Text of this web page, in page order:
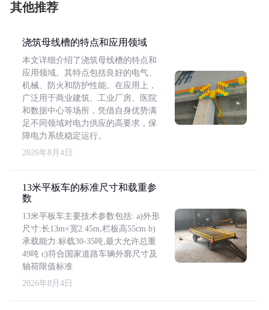
其他推荐
浇筑母线槽的特点和应用领域
本文详细介绍了浇筑母线槽的特点和
应用领域。其特点包括良好的电气、
机械、防火和防护性能。在应用上，
广泛用于商业建筑、工业厂房、医院
和数据中心等场所，凭借自身优势满
足不同领域对电力供应的高要求，保
障电力系统稳定运行。
2026年8月4日
13米平板车的标准尺寸和载重参
数
13米平板车主要技术参数包括: a)外形
尺寸:长13m×宽2.45m,栏板高55cm b)
承载能力:标载30-35吨,最大允许总重
49吨 c)符合国家道路车辆外廓尺寸及
轴荷限值标准
2026年8月4日